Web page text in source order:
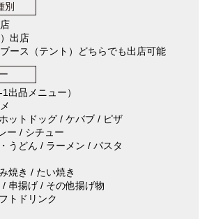
別
出店
ース（テント）どちらでも出店可能
出品メニュー）
ットドッグ / ケバブ / ピザ
ー / シチュー
うどん / ラーメン / パスタ
焼き / たい焼き
串揚げ / その他揚げ物
トドリンク